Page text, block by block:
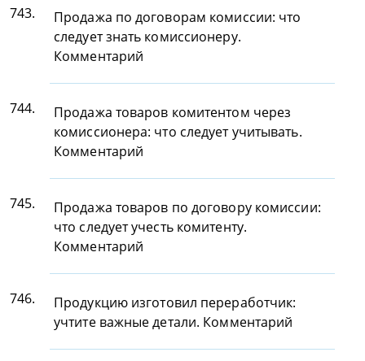
743.
Продажа по договорам комиссии: что
следует знать комиссионеру.
Комментарий
744.
Продажа товаров комитентом через
комиссионера: что следует учитывать.
Комментарий
745.
Продажа товаров по договору комиссии:
что следует учесть комитенту.
Комментарий
746.
Продукцию изготовил переработчик:
учтите важные детали. Комментарий